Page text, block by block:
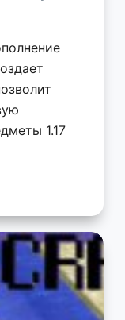
1.17